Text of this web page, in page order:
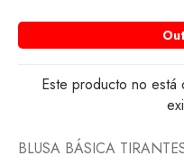
Este producto no
BLUSA BÁSICA